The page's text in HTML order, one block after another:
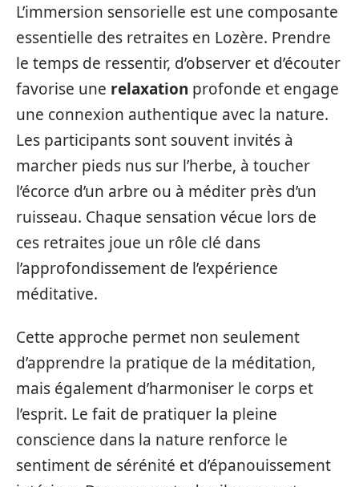
L’immersion sensorielle est une composante
essentielle des retraites en Lozère. Prendre
le temps de ressentir, d’observer et d’écouter
favorise une relaxation profonde et engage
une connexion authentique avec la nature.
Les participants sont souvent invités à
marcher pieds nus sur l’herbe, à toucher
l’écorce d’un arbre ou à méditer près d’un
ruisseau. Chaque sensation vécue lors de
ces retraites joue un rôle clé dans
l’approfondissement de l’expérience
méditative.
Cette approche permet non seulement
d’apprendre la pratique de la méditation,
mais également d’harmoniser le corps et
l’esprit. Le fait de pratiquer la pleine
conscience dans la nature renforce le
sentiment de sérénité et d’épanouissement